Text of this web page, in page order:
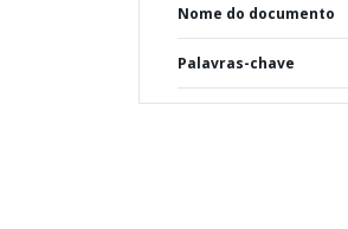
Nome do documento
Palavras-chave